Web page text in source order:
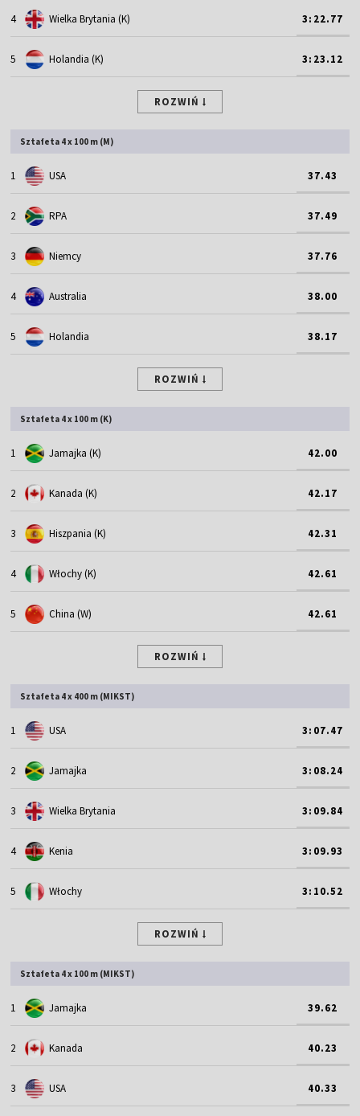
4 Wielka Brytania (K) 3:22.77
5 Holandia (K) 3:23.12
ROZWIŃ
Sztafeta 4 x 100 m (M)
1 USA 37.43
2 RPA 37.49
3 Niemcy 37.76
4 Australia 38.00
5 Holandia 38.17
ROZWIŃ
Sztafeta 4 x 100 m (K)
1 Jamajka (K) 42.00
2 Kanada (K) 42.17
3 Hiszpania (K) 42.31
4 Włochy (K) 42.61
5 China (W) 42.61
ROZWIŃ
Sztafeta 4 x 400 m (MIKST)
1 USA 3:07.47
2 Jamajka 3:08.24
3 Wielka Brytania 3:09.84
4 Kenia 3:09.93
5 Włochy 3:10.52
ROZWIŃ
Sztafeta 4 x 100 m (MIKST)
1 Jamajka 39.62
2 Kanada 40.23
3 USA 40.33